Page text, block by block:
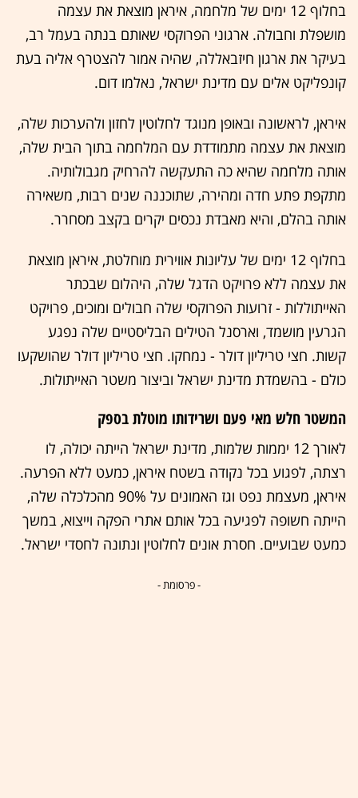
בחלוף 12 ימים של מלחמה, איראן מוצאת את עצמה
מושפלת וחבולה. ארגוני הפרוקסי שאותם בנתה בעמל רב,
בעיקר את ארגון חיזבאללה, שהיה אמור להצטרף אליה בעת
קונפליקט אלים עם מדינת ישראל, נאלמו דום.
איראן, לראשונה ובאופן מנוגד לחלוטין לחזון ולהערכות שלה,
מוצאת את עצמה מתמודדת עם המלחמה בתוך הבית שלה,
אותה מלחמה שהיא כה התעקשה להרחיק מגבולותיה.
מתקפת פתע חדה ומהירה, שתוכננה שנים רבות, משאירה
אותה בהלם, והיא מאבדת נכסים יקרים בקצב מסחרר.
בחלוף 12 ימים של עליונות אווירית מוחלטת, איראן מוצאת
את עצמה ללא פרויקט הדגל שלה, היהלום שבכתר
האייתוללות - זרועות הפרוקסי שלה חבולים ומוכים, פרויקט
הגרעין מושמד, וארסנל הטילים הבליסטיים שלה נפגע
קשות. חצי טריליון דולר - נמחקו. חצי טריליון דולר שהושקעו
כולם - בהשמדת מדינת ישראל וביצור משטר האייתולות.
המשטר חלש מאי פעם ושרידותו מוטלת בספק
לאורך 12 יממות שלמות, מדינת ישראל הייתה יכולה, לו
רצתה, לפגוע בכל נקודה בשטח איראן, כמעט ללא הפרעה.
איראן, מעצמת נפט וגז האמונים על 90% מהכלכלה שלה,
הייתה חשופה לפגיעה בכל אותם אתרי הפקה וייצוא, במשך
כמעט שבועיים. חסרת אונים לחלוטין ונתונה לחסדי ישראל.
- פרסומת -